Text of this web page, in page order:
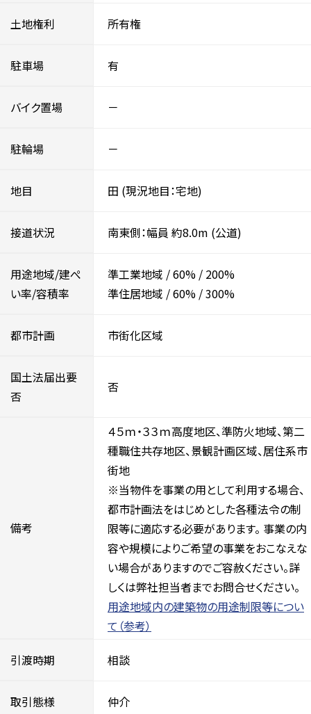
土地権利 所有権
駐車場 有
バイク置場 －
駐輪場 －
地目 田 (現況地目：宅地)
接道状況 南東側：幅員 約8.0m (公道)
用途地域/建ぺ
い率/容積率
準工業地域 /60% / 200%
準住居地域 /60% /300%
都市計画 市街化区域
国土法届出要
否
否
備考
４５ｍ・３３ｍ高度地区、準防火地域、第二
種職住共存地区、景観計画区域、居住系市
街地
※当物件を事業の用として利用する場合、
都市計画法をはじめとした各種法令の制
限等に適応する必要があります。 事業の内
容や規模によりご希望の事業をおこなえな
い場合がありますのでご容赦ください。詳
しくは弊社担当者までお問合せください。
用途地域内の建築物の用途制限等につい
て（参考）
引渡時期 相談
取引態様 仲介